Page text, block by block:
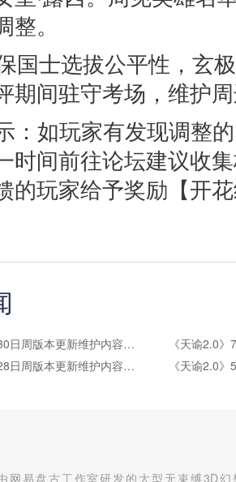
。
国士选拔公平性，玄
期间驻守考场，维护
：如玩家有发现调整
时间前往论坛建议收
的玩家给予奖励【开
《天谕2.0》7月30日周版本更新维护内容公告
《天谕2.0》5月28日周版本更新维护内容公告
网易盘古工作室研发的大型无束缚3D幻